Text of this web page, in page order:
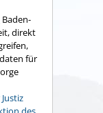
direkt
für